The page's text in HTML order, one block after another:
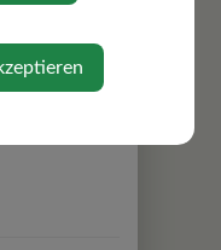
Ihr
2 weitere